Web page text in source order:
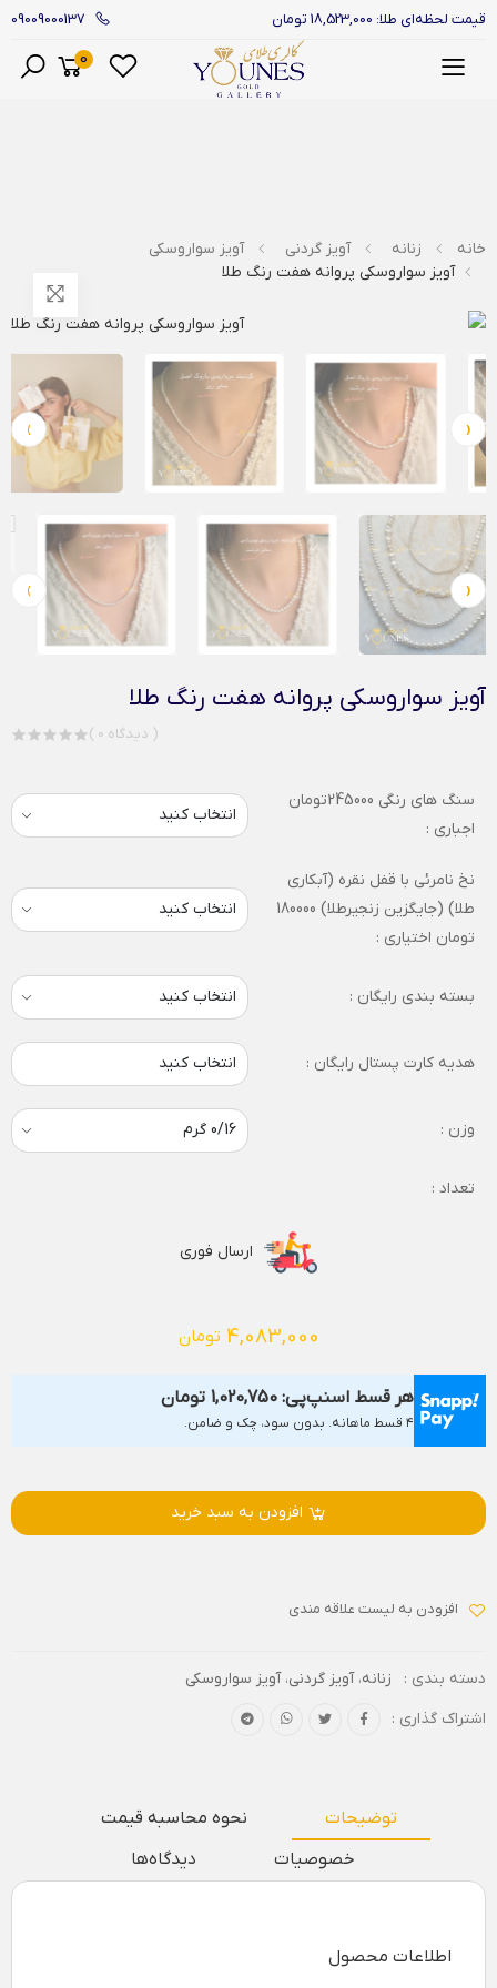
قیمت لحظه‌ای طلا: 18,523,000 تومان 09009000137
0
خانه زنانه آویز گردنی
آویز سواروسکی
آویز سواروسکی پروانه هفت رنگ طلا
‹
›
‹
›
آویز سواروسکی پروانه هفت رنگ طلا
( 0 دیدگاه )
سنگ های رنگی 245000تومان
اجباری :
نخ نامرئی با قفل نقره (آبکاری
طلا) (جایگزین زنجیرطلا) 180000
تومان اختیاری :
بسته بندی رایگان :
هدیه کارت پستال رایگان : انتخاب کنید
وزن :
تعداد :
ارسال فوری
4,083,000 تومان
هر قسط اسنپ‌پی: 1,020,750 تومان
۴ قسط ماهانه. بدون سود، چک و ضامن.
افزودن به سبد خرید
افزودن به لیست علاقه مندی
دسته بندی : زنانه،آویز گردنی،آویز سواروسکی
اشتراک گذاری :
توضیحات
نحوه محاسبه قیمت
خصوصیات
دیدگاه‌ها
اطلاعات محصول